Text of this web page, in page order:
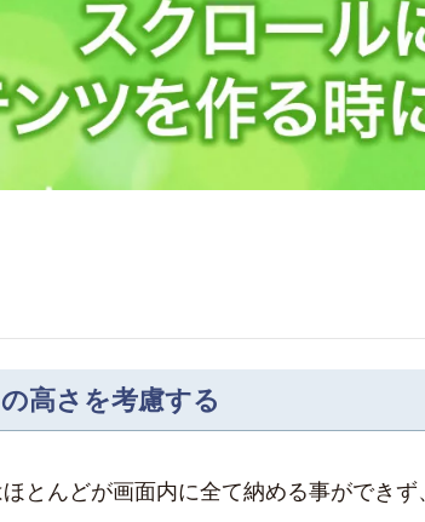
高さを考慮する
とんどが画面内に全て納める事ができず